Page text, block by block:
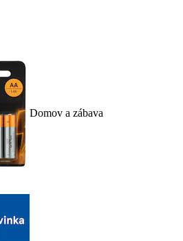
Domov a zábava